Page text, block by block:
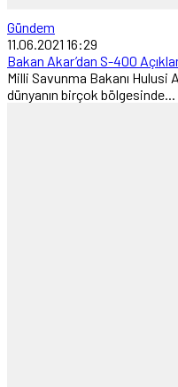
Gündem
11.06.2021 16:29
Bakan Akar’dan S-400
Milli Savunma Bakanı
dünyanın birçok bölgesinde...